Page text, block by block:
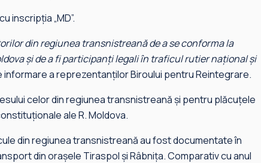
inscripția „MD”.
din regiunea transnistreană de a se conforma la
și de a fi participanți legali în traficul rutier național și
a reprezentanților Biroului pentru Reintegrare.
celor din regiunea transnistreană și pentru plăcuțele
ale R. Moldova.
din regiunea transnistreană au fost documentate în
din orașele Tiraspol și Râbnița. Comparativ cu anul